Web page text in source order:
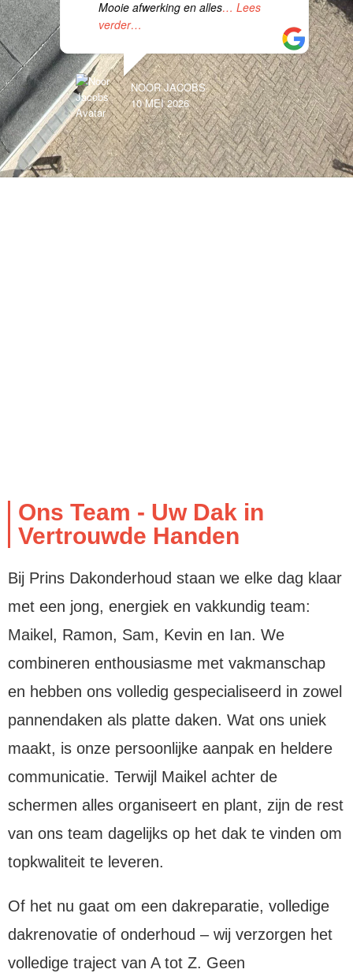
Mooie afwerking en alles… Lees
verder…
NOOR JACOBS
10 MEI 2026
Ons Team - Uw Dak in
Vertrouwde Handen
Bij Prins Dakonderhoud staan we elke dag klaar
met een jong, energiek en vakkundig team:
Maikel, Ramon, Sam, Kevin en Ian. We
combineren enthousiasme met vakmanschap
en hebben ons volledig gespecialiseerd in zowel
pannendaken als platte daken. Wat ons uniek
maakt, is onze persoonlijke aanpak en heldere
communicatie. Terwijl Maikel achter de
schermen alles organiseert en plant, zijn de rest
van ons team dagelijks op het dak te vinden om
topkwaliteit te leveren.
Of het nu gaat om een dakreparatie, volledige
dakrenovatie of onderhoud – wij verzorgen het
volledige traject van A tot Z. Geen